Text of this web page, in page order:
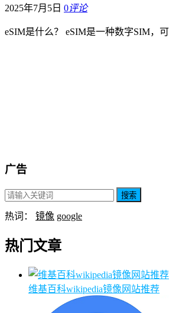
2025年7月5日 0评论
eSIM是什么？ eSIM是一种数字SIM，
广告
搜索
热词： 镜像 google
热门文章
维基百科wikipedia镜像网站推荐